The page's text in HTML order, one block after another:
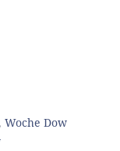
, Woche Dow